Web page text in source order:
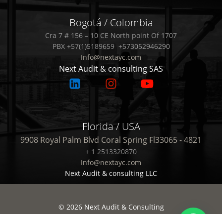
Bogotá / Colombia
Cra 7 # 156 – 10 CE North point Of 1707
PBX +57(1)5189659 +573052946290
Info@nextayc.com
Next Audit & consulting SAS
Florida / USA
9908 Royal Palm Blvd Coral Spring Fl33065 - 4821
+ 1 2513320870
Info@nextayc.com
Next Audit & consulting LLC
© 2026 Next Audit & Consulting